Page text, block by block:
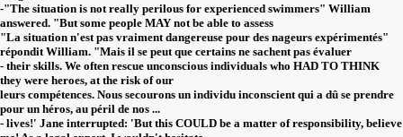
-"The situation is not really perilous for experienced swimmers" William
answered. "But some people MAY not be able to assess
"La situation n'est pas vraiment dangereuse pour des nageurs expérimentés"
répondit William. "Mais il se peut que certains ne sachent pas évaluer
- their skills. We often rescue unconscious individuals who HAD TO THINK
they were heroes, at the risk of our
leurs compétences. Nous secourons un individu inconscient qui a dû se prendre
pour un héros, au péril de nos ...
- lives!' Jane interrupted: 'But this COULD be a matter of responsibility, believe